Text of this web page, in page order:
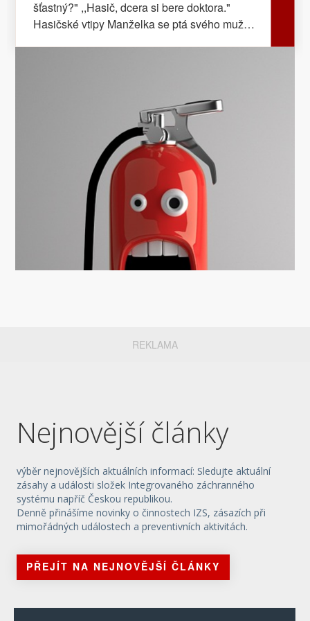
šťastný?" ,,Hasič, dcera si bere doktora."
Hasičské vtipy Manželka se ptá svého muže:
Vždycky, když policajt skočil, tak hasiči s
plachtou uhnuli a děsně se smáli, když se
policajt dole rozmázl. Až přišel na řadu
poslední-náčelník. Ten tušil podraz, tak vytáhl
pistoli, namířil na hasiče a povídá: ,,Mně se
vám nepodaří oblafnout! Ruce vzhůru, plachtu
na zem a všichni tři kroky dozadu!" Hasičské
„Už potřetí vám říkám, že vám z auta stříká
voda!“ Řidič mu odpoví: „A já vám už potřetí
říkám, že je to hasičská cisterna!“ Hasičské
REKLAMA
Nejnovější články
výběr nejnovějších aktuálních informací: Sledujte aktuální
zásahy a události složek Integrovaného záchranného
systému napříč Českou republikou.
Denně přinášíme novinky o činnostech IZS, zásazích při
mimořádných událostech a preventivních aktivitách.
PŘEJÍT NA NEJNOVĚJŠÍ ČLÁNKY